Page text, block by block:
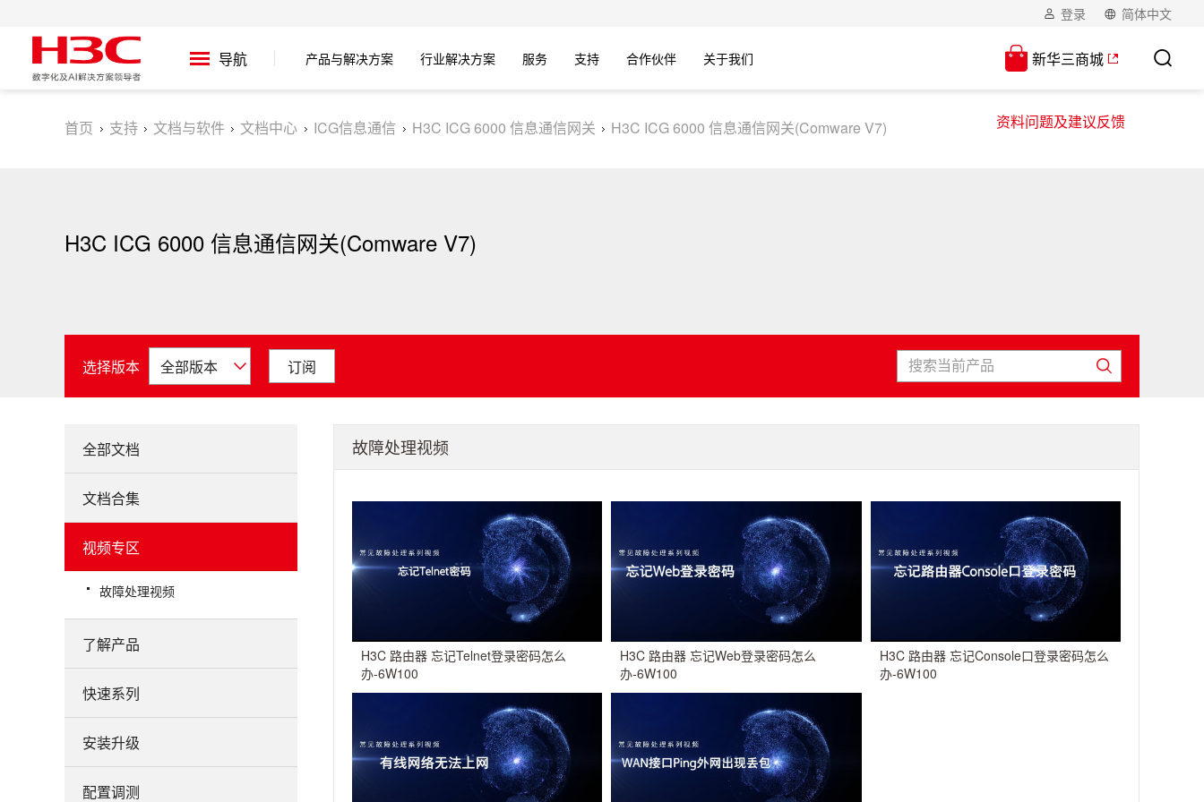
登录 简体中文
导航 产品与解决方案 行业解决方案 服务 支持 合作伙伴 关于我们 新华三商城
资料问题及建议反馈
首页 支持 文档与软件 文档中心 ICG信息通信 H3C ICG 6000 信息通信网关 H3C ICG 6000 信息通信网关(Comware V7)
H3C ICG 6000 信息通信网关(Comware V7)
选择版本 订阅
全部文档
文档合集
视频专区
故障处理视频
了解产品
快速系列
安装升级
配置调测
故障处理视频
H3C 路由器 忘记Telnet登录密码怎么
办-6W100
H3C 路由器 忘记Web登录密码怎么
办-6W100
H3C 路由器 忘记Console口登录密码怎么
办-6W100